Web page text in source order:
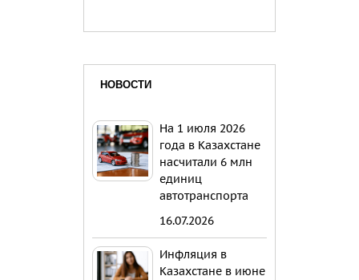
НОВОСТИ
На 1 июля 2026
года в Казахстане
насчитали 6 млн
единиц
автотранспорта
16.07.2026
Инфляция в
Казахстане в июне